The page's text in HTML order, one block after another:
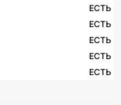
ЕСТЬ
ЕСТЬ
ЕСТЬ
ЕСТЬ
ЕСТЬ